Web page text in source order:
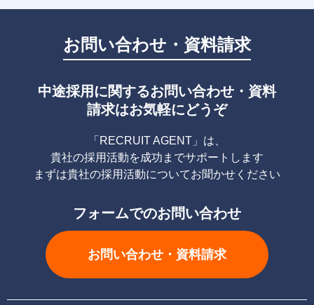
お問い合わせ・資料請求
中途採用に関するお問い合わせ・資料
請求はお気軽にどうぞ
「RECRUIT AGENT」は、
貴社の採用活動を成功までサポートします
まずは貴社の採用活動についてお聞かせください
フォームでのお問い合わせ
お問い合わせ・資料請求